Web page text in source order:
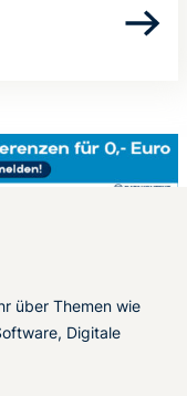
über Themen wie
Digitale